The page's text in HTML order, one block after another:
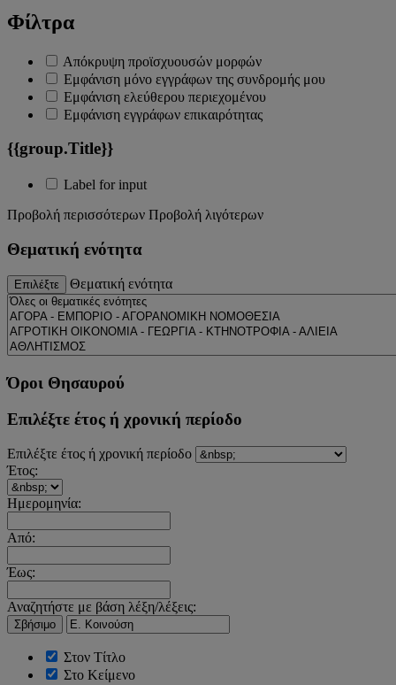
Φίλτρα
Απόκρυψη προϊσχυουσών μορφών
Εμφάνιση μόνο εγγράφων της συνδρομής μου
Εμφάνιση ελεύθερου περιεχομένου
Εμφάνιση εγγράφων επικαιρότητας
{{group.Title}}
Label for input
Προβολή περισσότερων Προβολή λιγότερων
Θεματική ενότητα
Επιλέξτε Θεματική ενότητα
Όροι Θησαυρού
Επιλέξτε έτος ή χρονική περίοδο
Επιλέξτε έτος ή χρονική περίοδο
Έτος:
Ημερομηνία:
Από:
Έως:
Αναζητήστε με βάση λέξη/λέξεις:
Σβήσιμο
Στον Τίτλο
Στο Κείμενο